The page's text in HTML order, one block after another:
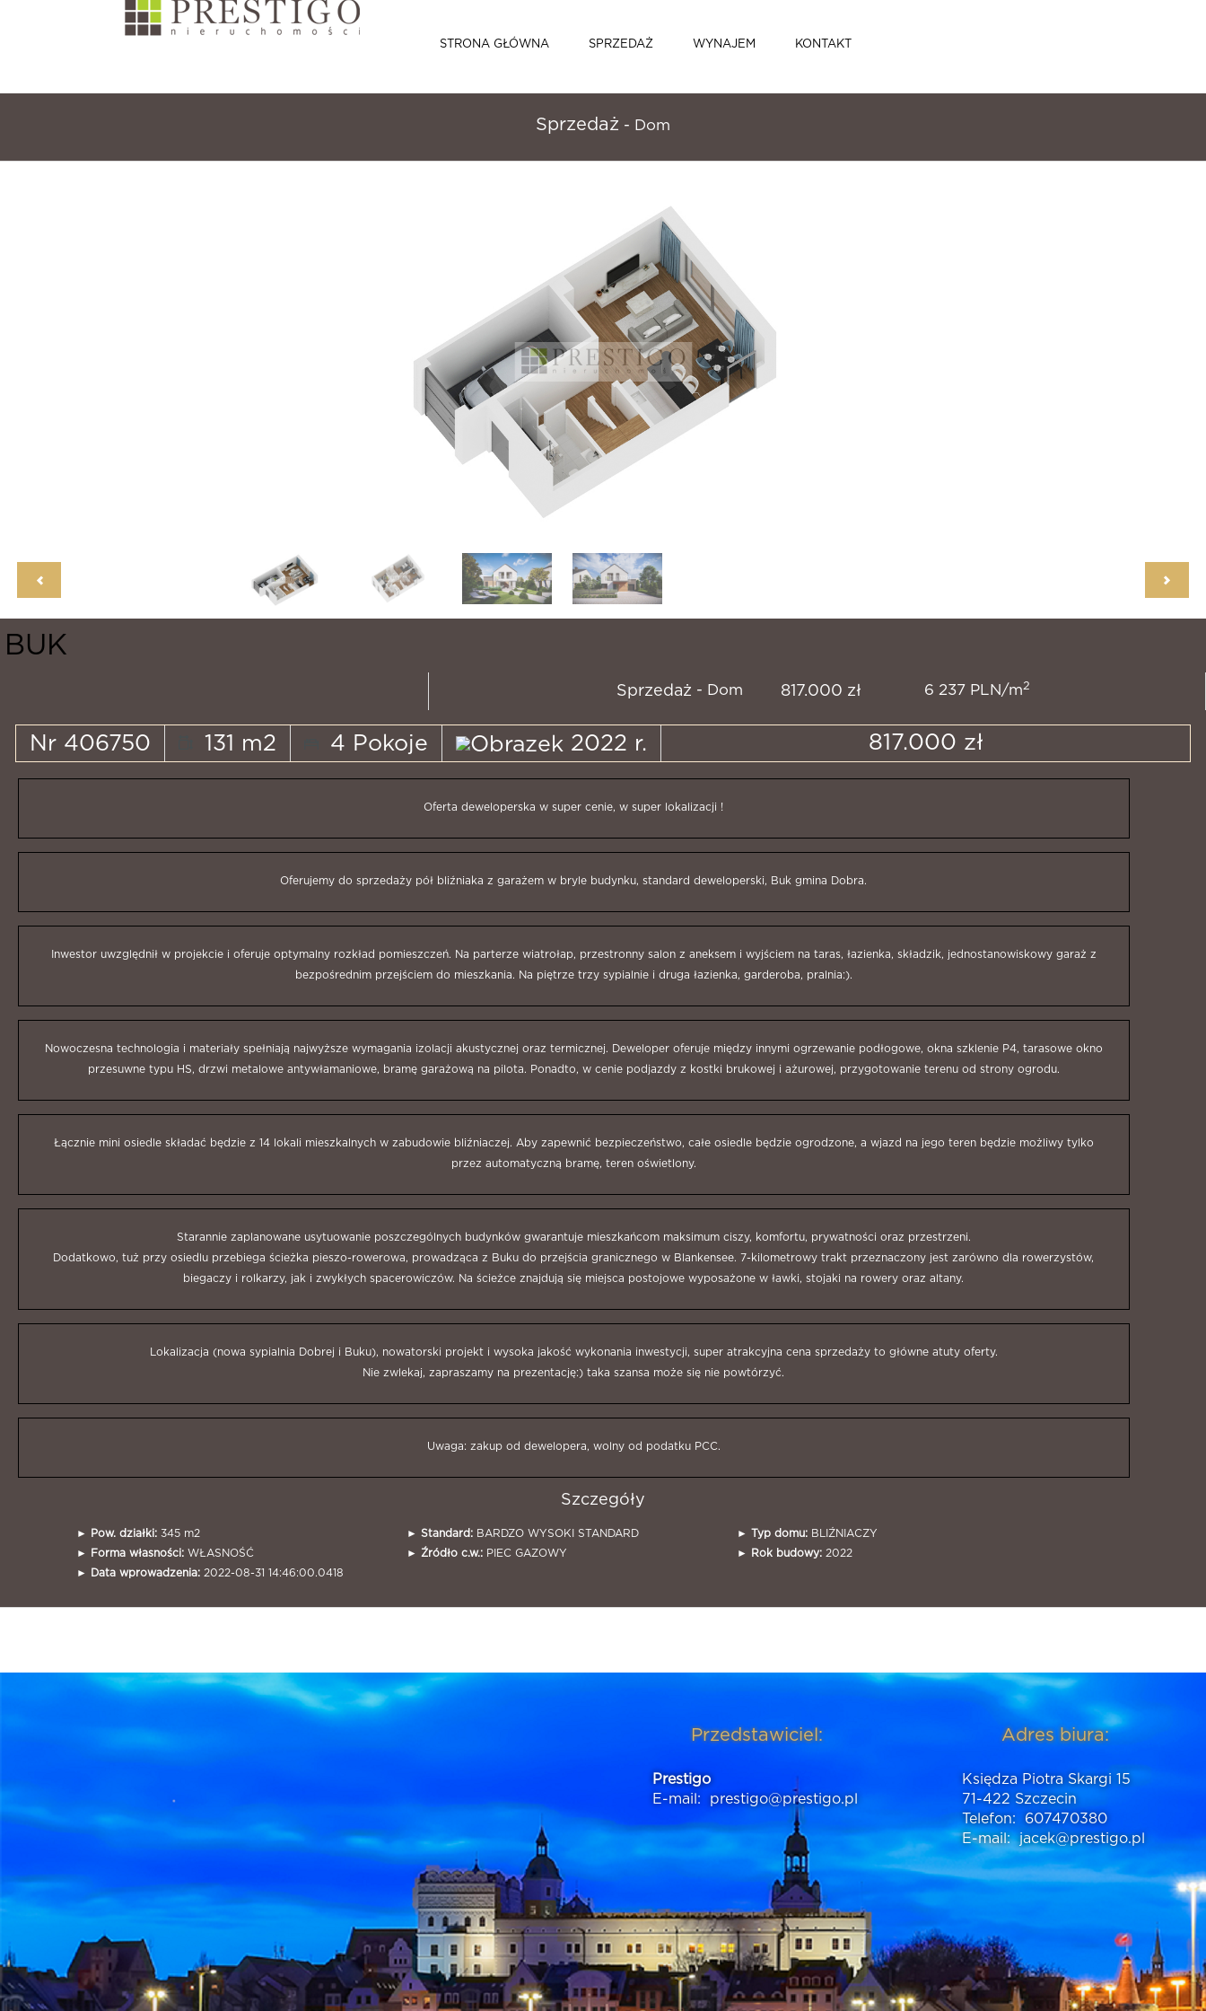
STRONA GŁÓWNA SPRZEDAŻ WYNAJEM KONTAKT
Sprzedaż - Dom
BUK
Sprzedaż - Dom 817.000 zł 6 237 PLN/m2
Nr 406750 131 m2 4 Pokoje 2022 r. 817.000 zł
Oferta deweloperska w super cenie, w super lokalizacji !
Oferujemy do sprzedaży pół bliźniaka z garażem w bryle budynku, standard deweloperski, Buk gmina Dobra.
Inwestor uwzględnił w projekcie i oferuje optymalny rozkład pomieszczeń. Na parterze wiatrołap, przestronny salon z aneksem i wyjściem na taras, łazienka, składzik, jednostanowiskowy garaż z
bezpośrednim przejściem do mieszkania. Na piętrze trzy sypialnie i druga łazienka, garderoba, pralnia:).
Nowoczesna technologia i materiały spełniają najwyższe wymagania izolacji akustycznej oraz termicznej. Deweloper oferuje między innymi ogrzewanie podłogowe, okna szklenie P4, tarasowe okno
przesuwne typu HS, drzwi metalowe antywłamaniowe, bramę garażową na pilota. Ponadto, w cenie podjazdy z kostki brukowej i ażurowej, przygotowanie terenu od strony ogrodu.
Łącznie mini osiedle składać będzie z 14 lokali mieszkalnych w zabudowie bliźniaczej. Aby zapewnić bezpieczeństwo, całe osiedle będzie ogrodzone, a wjazd na jego teren będzie możliwy tylko
przez automatyczną bramę, teren oświetlony.
Starannie zaplanowane usytuowanie poszczególnych budynków gwarantuje mieszkańcom maksimum ciszy, komfortu, prywatności oraz przestrzeni.
Dodatkowo, tuż przy osiedlu przebiega ścieżka pieszo-rowerowa, prowadząca z Buku do przejścia granicznego w Blankensee. 7-kilometrowy trakt przeznaczony jest zarówno dla rowerzystów,
biegaczy i rolkarzy, jak i zwykłych spacerowiczów. Na ścieżce znajdują się miejsca postojowe wyposażone w ławki, stojaki na rowery oraz altany.
Lokalizacja (nowa sypialnia Dobrej i Buku), nowatorski projekt i wysoka jakość wykonania inwestycji, super atrakcyjna cena sprzedaży to główne atuty oferty.
Nie zwlekaj, zapraszamy na prezentację:) taka szansa może się nie powtórzyć.
Uwaga: zakup od dewelopera, wolny od podatku PCC.
Szczegóły
► Pow. działki: 345 m2 ► Standard: BARDZO WYSOKI STANDARD ► Typ domu: BLIŹNIACZY
►
Forma własności: WŁASNOŚĆ ► Źródło c.w.: PIEC GAZOWY ► Rok budowy: 2022
►
Data wprowadzenia: 2022-08-31 14:46:00.0418
Przedstawiciel:
Prestigo
E-mail:
prestigo@prestigo.pl
Adres biura:
Księdza Piotra Skargi 15
71-422 Szczecin
Telefon:
607470380
E-mail: jacek@prestigo.pl